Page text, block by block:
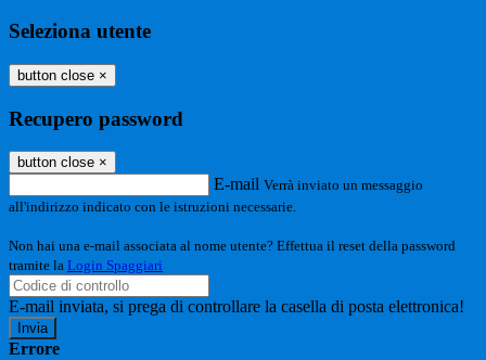
Seleziona utente
button close ×
Recupero password
button close ×
E-mail Verrà inviato un messaggio
all'indirizzo indicato con le istruzioni necessarie.
Non hai una e-mail associata al nome utente? Effettua il reset della password
tramite la Login Spaggiari
E-mail inviata, si prega di controllare la casella di posta elettronica!
Errore